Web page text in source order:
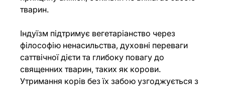
тварин.
Індуїзм підтримує вегетаріанство через
філософію ненасильства, духовні переваги
саттвічної дієти та глибоку повагу до
священних тварин, таких як корови.
Утримання корів без їх забою узгоджується з